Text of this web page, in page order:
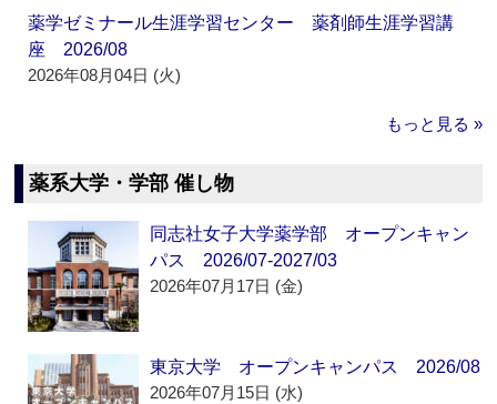
薬学ゼミナール生涯学習センター 薬剤師生涯学習講
座 2026/08
2026年08月04日 (火)
もっと見る »
薬系大学・学部 催し物
同志社女子大学薬学部 オープンキャン
パス 2026/07-2027/03
2026年07月17日 (金)
東京大学 オープンキャンパス 2026/08
2026年07月15日 (水)